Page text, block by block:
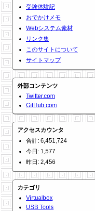
受験体験記
おでかけメモ
Webシステム素材
リンク集
このサイトについて
サイトマップ
外部コンテンツ
Twitter.com
GitHub.com
アクセスカウンタ
合計: 6,451,724
今日: 1,577
昨日: 2,456
カテゴリ
Virtualbox
USB Tools